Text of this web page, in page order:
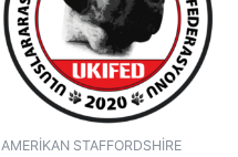
AMERİKAN STAFFORDSHİRE